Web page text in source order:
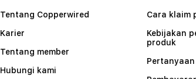
Tentang Copperwired
Karier
Tentang member
Hubungi kami
Cara klaim
Kebijakan
produk
Pertanyaan